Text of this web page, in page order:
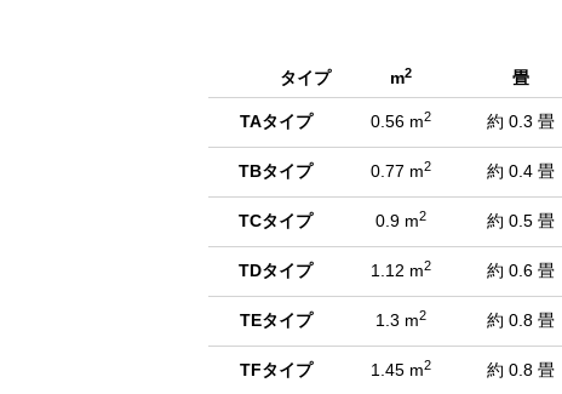
タイプ m2 畳
TAタイプ 0.56 m2 約 0.3 畳
TBタイプ 0.77 m2 約 0.4 畳
TCタイプ 0.9 m2 約 0.5 畳
TDタイプ 1.12 m2 約 0.6 畳
TEタイプ 1.3 m2 約 0.8 畳
TFタイプ 1.45 m2 約 0.8 畳